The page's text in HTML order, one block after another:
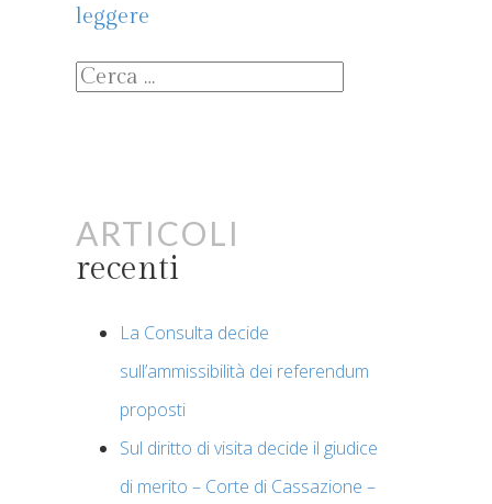
leggere
Ricerca
per:
Articoli
recenti
La Consulta decide
sull’ammissibilità dei referendum
proposti
Sul diritto di visita decide il giudice
di merito – Corte di Cassazione –